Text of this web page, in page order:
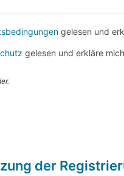
gelesen und
gelesen und erkläre
der